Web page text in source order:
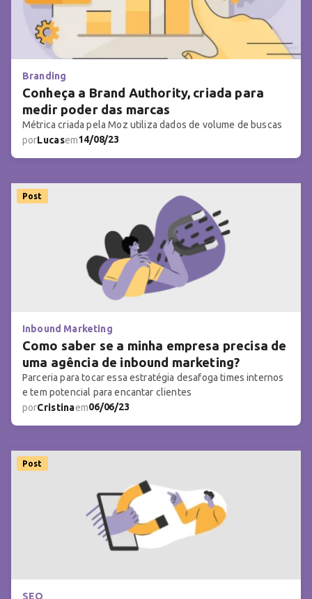
Branding
Conheça a Brand Authority, criada para
medir poder das marcas
Métrica criada pela Moz utiliza dados de volume de buscas
porLucasem14/08/23
Inbound Marketing
Como saber se a minha empresa precisa de
uma agência de inbound marketing?
Parceria para tocar essa estratégia desafoga times internos
e tem potencial para encantar clientes
porCristinaem06/06/23
Post
SEO
Post